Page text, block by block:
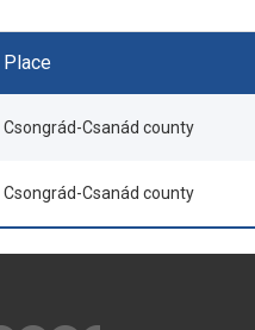
Place
Csongrád-Csanád county
Csongrád-Csanád county